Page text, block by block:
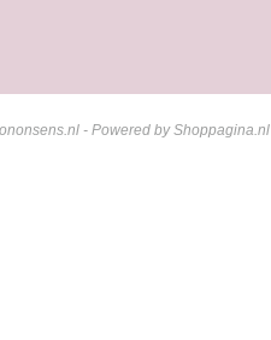
- Powered by Shoppagina.nl